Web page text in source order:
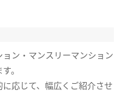
ン・マンスリーマンション
。
応じて、幅広くご紹介させ